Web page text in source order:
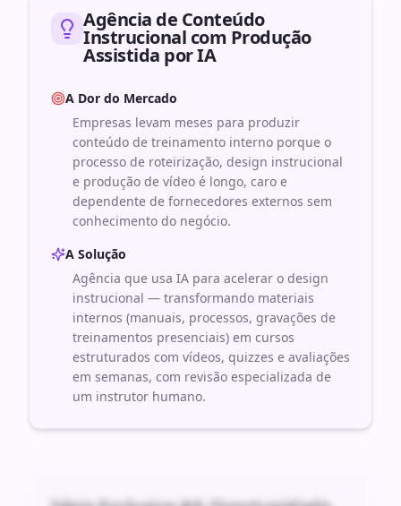
Agência de Conteúdo
Instrucional com Produção
Assistida por IA
A Dor do Mercado
Empresas levam meses para produzir
conteúdo de treinamento interno porque o
processo de roteirização, design instrucional
e produção de vídeo é longo, caro e
dependente de fornecedores externos sem
conhecimento do negócio.
A Solução
Agência que usa IA para acelerar o design
instrucional — transformando materiais
internos (manuais, processos, gravações de
treinamentos presenciais) em cursos
estruturados com vídeos, quizzes e avaliações
em semanas, com revisão especializada de
um instrutor humano.